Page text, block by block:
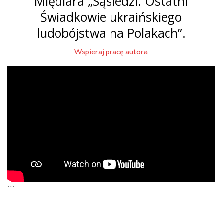
Świadkowie ukraińskiego
ludobójstwa na Polakach”.
Wspieraj pracę autora
```